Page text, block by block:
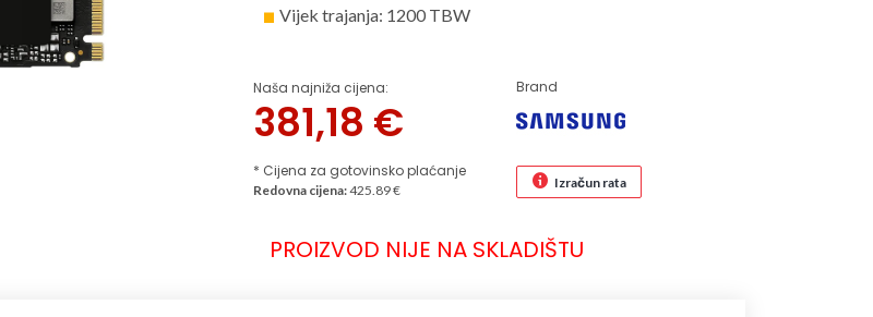
Vijek trajanja: 1200 TBW
Naša najniža cijena:
381,18 €
* Cijena za gotovinsko plaćanje
Brand
Redovna cijena:425.89 € Izračun rata
PROIZVOD NIJE NA SKLADIŠTU